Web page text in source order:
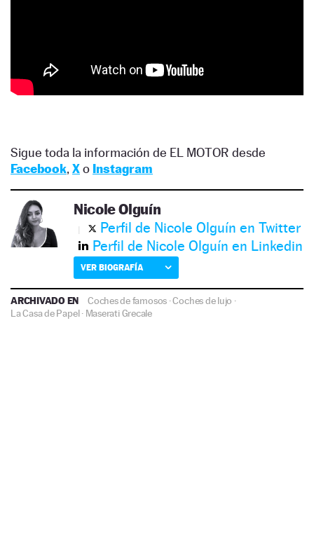
Sigue toda la información de EL MOTOR desde
Facebook, Xo Instagram
Nicole Olguín
Perfil de Nicole Olguín en Twitter
Perfil de Nicole Olguín en Linkedin
VER BIOGRAFÍA
ARCHIVADO EN Coches de famosos ·Coches de lujo ·
La Casa de Papel· Maserati Grecale